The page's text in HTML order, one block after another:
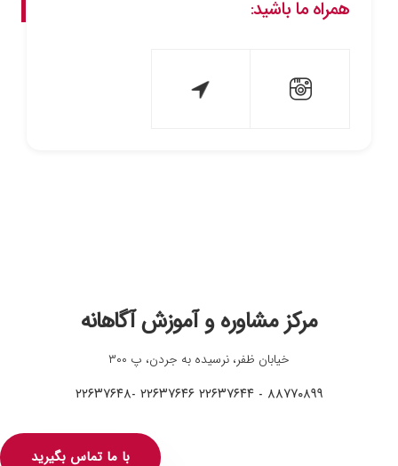
همراه ما باشید:
مرکز مشاوره و آموزش آگاهانه
خیابان ظفر، نرسیده به جردن، پ ۳۰۰
۸۸۷۷۰۸۹۹ - ۲۲۶۳۷۶۴۴ ۲۲۶۳۷۶۴۶ -۲۲۶۳۷۶۴۸
با ما تماس بگیرید